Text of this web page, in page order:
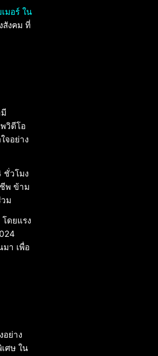
มอร์ ใน
สังคม ที่
วิดีโอ
จอย่าง
ชั่วโมง
พ ข้าม
ม
ดยแรง
า เพื่อ
อย่าง
ศษ ใน